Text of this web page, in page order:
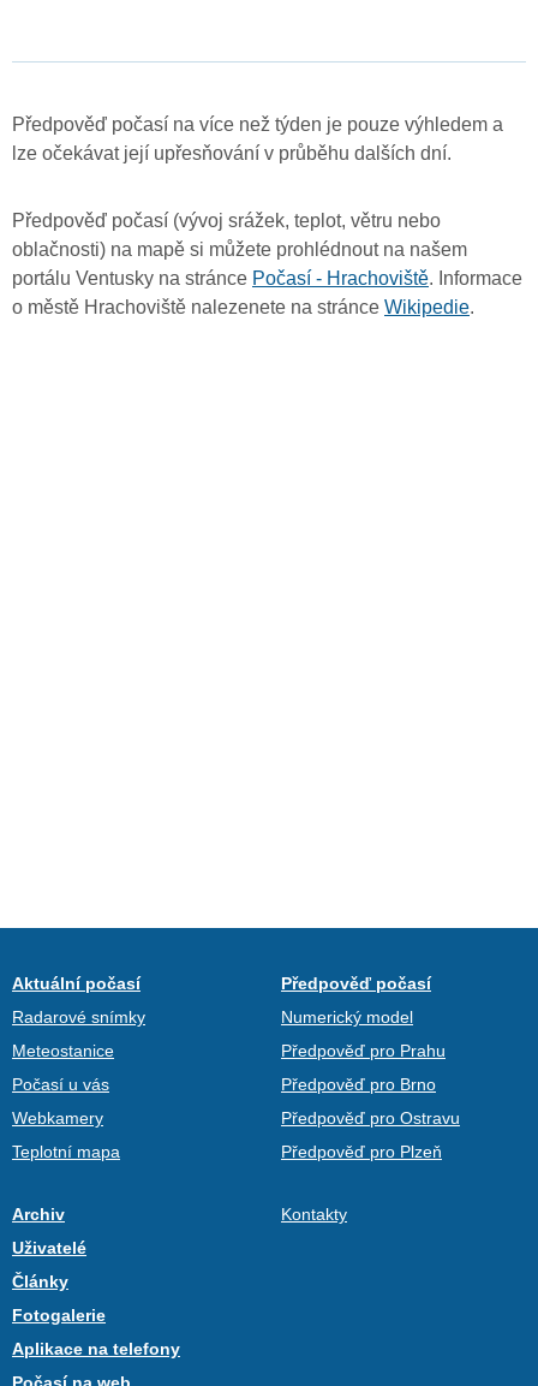
Předpověď počasí na více než týden je pouze výhledem a
lze očekávat její upřesňování v průběhu dalších dní.
Předpověď počasí (vývoj srážek, teplot, větru nebo
oblačnosti) na mapě si můžete prohlédnout na našem
portálu Ventusky na stránce Počasí - Hrachoviště. Informace
o městě Hrachoviště nalezenete na stránce Wikipedie.
Aktuální počasí
Radarové snímky
Meteostanice
Počasí u vás
Webkamery
Teplotní mapa
Předpověď počasí
Numerický model
Předpověď pro Prahu
Předpověď pro Brno
Předpověď pro Ostravu
Předpověď pro Plzeň
Archiv
Uživatelé
Články
Fotogalerie
Aplikace na telefony
Kontakty